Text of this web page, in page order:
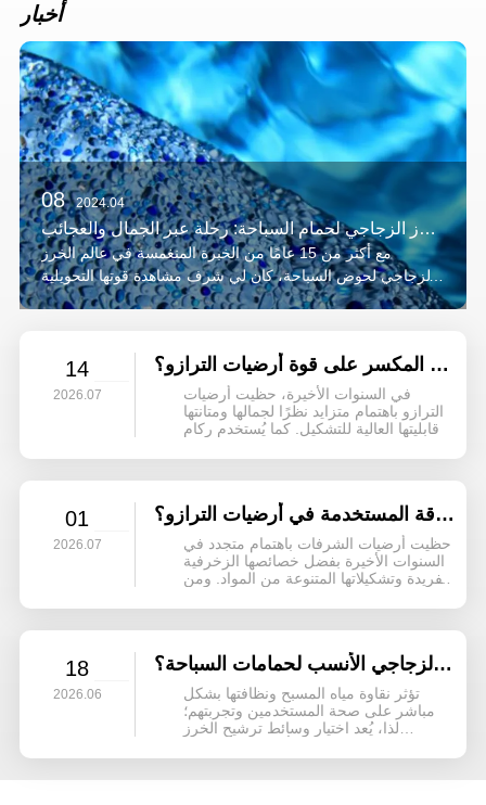
أخبار
08 2024.04
العالم الساحر للخرز الزجاجي لحمام السباحة: رحلة عبر الجمال والعجائب
مع أكثر من 15 عامًا من الخبرة المنغمسة في عالم الخرز
الزجاجي لحوض السباحة، كان لي شرف مشاهدة قوتها التحويلية
بشكل مباشر. كل خرزة، جوهرة لامعة تعكس ضوء الشمس، لها
14
2026.07
هل يؤثر استخدام الركام القشري المكسر على قوة أرضيات الترازو؟
في السنوات الأخيرة، حظيت أرضيات
الترازو باهتمام متزايد نظرًا لجمالها ومتانتها
وقابليتها العالية للتشكيل. كما يُستخدم ركام
لمعان طبيعي، بشكل متزايد في مختلف...
01
2026.07
ما هي الأنواع الشائعة من ركام الأصداف المسحوقة المستخدمة في أرضيات الترازو؟
حظيت أرضيات الشرفات باهتمام متجدد في
السنوات الأخيرة بفضل خصائصها الزخرفية
الفريدة وتشكيلاتها المتنوعة من المواد. ومن
ببريقها الطبيعي وملمسها الناعم وتصميمها
المميز...
18
2026.06
ما هو حجم حبيبات خرز الترشيح الزجاجي الأنسب لحمامات السباحة؟
تؤثر نقاوة مياه المسبح ونظافتها بشكل
مباشر على صحة المستخدمين وتجربتهم؛
لذا، يُعد اختيار وسائط ترشيح الخرز
الترشيح - أمرًا بالغ الأهمية. في حين أن رمل